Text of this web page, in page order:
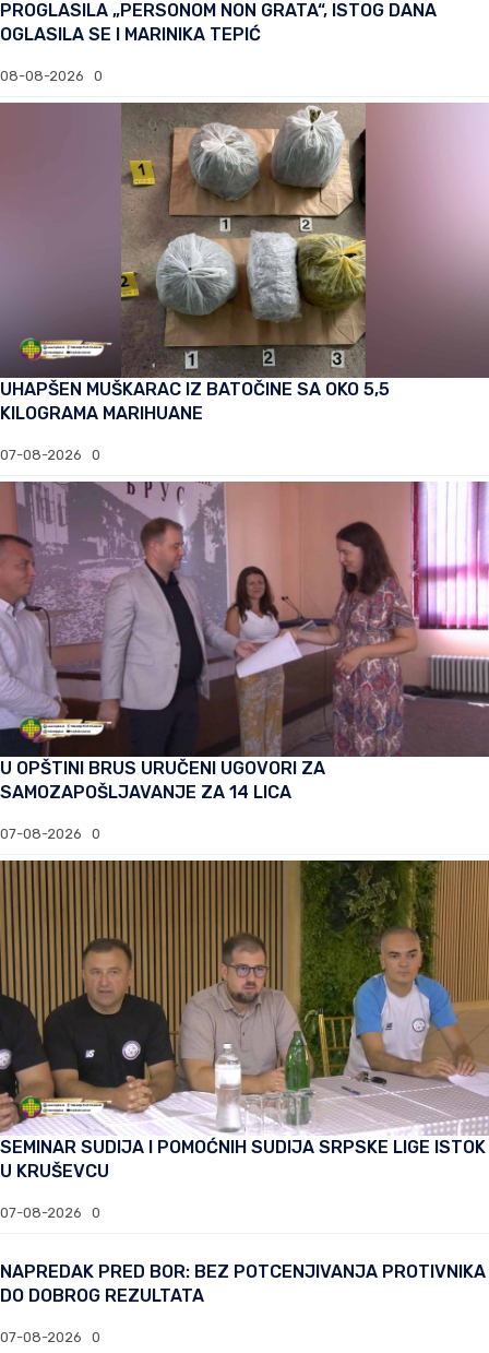
PROGLASILA „PERSONOM NON GRATA“, ISTOG DANA
OGLASILA SE I MARINIKA TEPIĆ
08-08-2026 0
UHAPŠEN MUŠKARAC IZ BATOČINE SA OKO 5,5
KILOGRAMA MARIHUANE
07-08-2026 0
U OPŠTINI BRUS URUČENI UGOVORI ZA
SAMOZAPOŠLJAVANJE ZA 14 LICA
07-08-2026 0
SEMINAR SUDIJA I POMOĆNIH SUDIJA SRPSKE LIGE ISTOK
U KRUŠEVCU
07-08-2026 0
NAPREDAK PRED BOR: BEZ POTCENJIVANJA PROTIVNIKA
DO DOBROG REZULTATA
07-08-2026 0